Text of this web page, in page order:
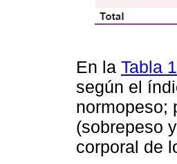
En la Tabla 1
según el
normopeso;
(sobrepeso
corporal de